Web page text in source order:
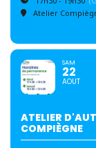
Atelier
SAM
22
AOUT
ATELIER
COMPIÈGNE